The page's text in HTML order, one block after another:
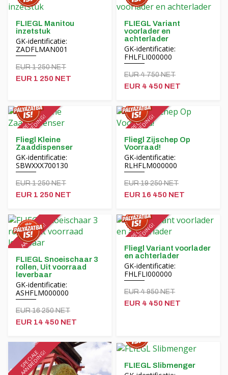
Quivogne gereedschap
Bodemmachines LETÁK-LEKO
KERTITOX sproeiers
Andere accessoires
Carrière
Over ons
Blog
Neem contact op met
English
Magyar
Deutsch
Română
Hrvatski
Čeština
Français
српски
Українська
FLIEGL Manitou
inzetstuk
GK-identificatie:
ZADFLMAN001
EUR 1 250 NET
EUR 1 250 NET
FLIEGL Variant
voorlader en
achterlader
GK-identificatie:
FHLFLI000000
EUR 4 750 NET
EUR 4 450 NET
SPECIALE
AANBIEDING!
Fliegl Kleine
Zaaddispenser
GK-identificatie:
SBWXXX700130
EUR 1 250 NET
EUR 1 250 NET
SPECIALE
AANBIEDING!
Fliegl Zijschep Op
Voorraad!
GK-identificatie:
RLHFLM000000
EUR 19 250 NET
EUR 16 450 NET
SPECIALE
AANBIEDING!
FLIEGL Snoeischaar 3
rollen, Uit voorraad
leverbaar
GK-identificatie:
ASHFLM000000
EUR 16 250 NET
EUR 14 450 NET
SPECIALE
AANBIEDING!
Fliegl Variant voorlader
en achterlader
GK-identificatie:
FHLFLI000000
EUR 4 950 NET
EUR 4 450 NET
SPECIALE
AANBIEDING! FLIEGL Slibmenger